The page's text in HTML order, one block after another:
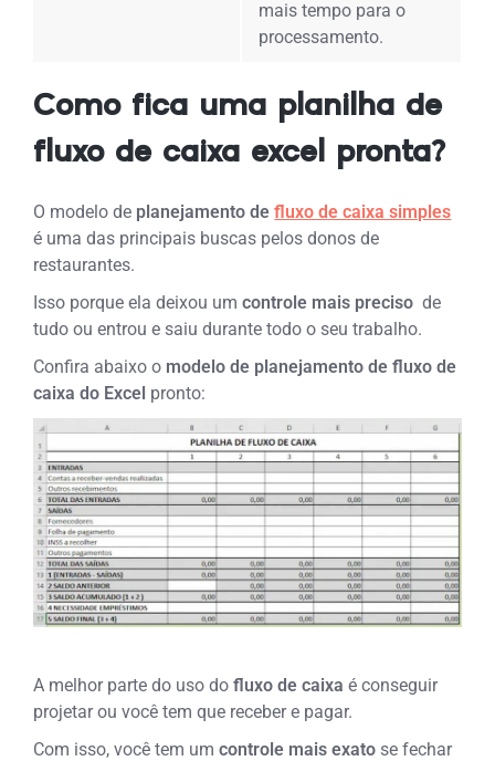
mais tempo para o
processamento.
Como fica uma planilha de
fluxo de caixa excel pronta?
O modelo de planejamento defluxo de caixa simples
é uma das principais buscas pelos donos de
restaurantes.
Isso porque ela deixou umcontrole mais preciso de
tudo ou entrou e saiu durante todo o seu trabalho.
Confira abaixo o modelo de planejamento de fluxo de
caixa do Excel pronto:
A melhor parte do uso dofluxo de caixa é conseguir
projetar ou você tem que receber e pagar.
Com isso, você tem umcontrole mais exato se fechar